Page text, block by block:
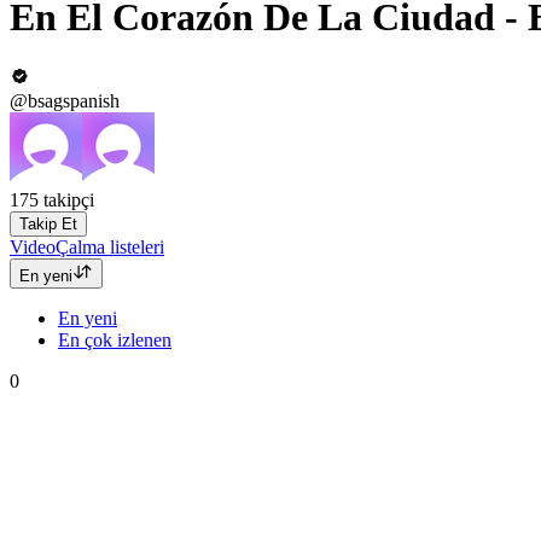
En El Corazón De La Ciudad -
@bsagspanish
175 takipçi
Takip Et
VideoÇalma listeleri
En yeni
En yeni
En çok izlenen
0